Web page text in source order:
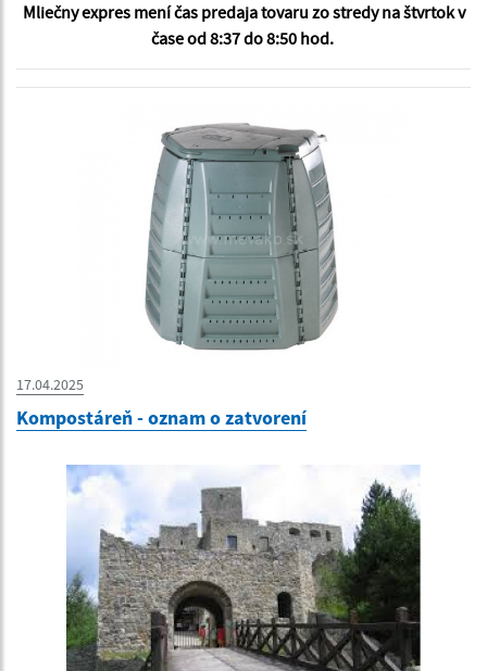
Mliečny expres mení čas predaja tovaru zo stredy na štvrtok v
čase od 8:37 do 8:50 hod.
17.04.2025
Kompostáreň - oznam o zatvorení